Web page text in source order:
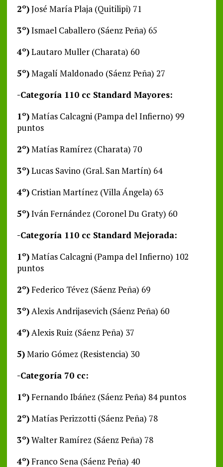
2º)José María Plaja (Quitilipi) 71
3º)Ismael Caballero (Sáenz Peña) 65
4º)Lautaro Muller (Charata) 60
5º)Magalí Maldonado (Sáenz Peña) 27
-Categoría 110 cc Standard Mayores:
1º)Matías Calcagni (Pampa del Infierno) 99
puntos
2º)Matías Ramírez (Charata) 70
3º)Lucas Savino (Gral. San Martín) 64
4º)Cristian Martínez (Villa Ángela) 63
5º)Iván Fernández (Coronel Du Graty) 60
-Categoría 110 cc Standard Mejorada:
1º)Matías Calcagni (Pampa del Infierno) 102
puntos
2º)Federico Tévez (Sáenz Peña) 69
3º)Alexis Andrijasevich (Sáenz Peña) 60
4º)Alexis Ruiz (Sáenz Peña) 37
5)Mario Gómez (Resistencia) 30
-Categoría 70 cc:
1º)Fernando Ibáñez (Sáenz Peña) 84 puntos
2º)Matías Perizzotti (Sáenz Peña) 78
3º)Walter Ramírez (Sáenz Peña) 78
4º)Franco Sena (Sáenz Peña) 40